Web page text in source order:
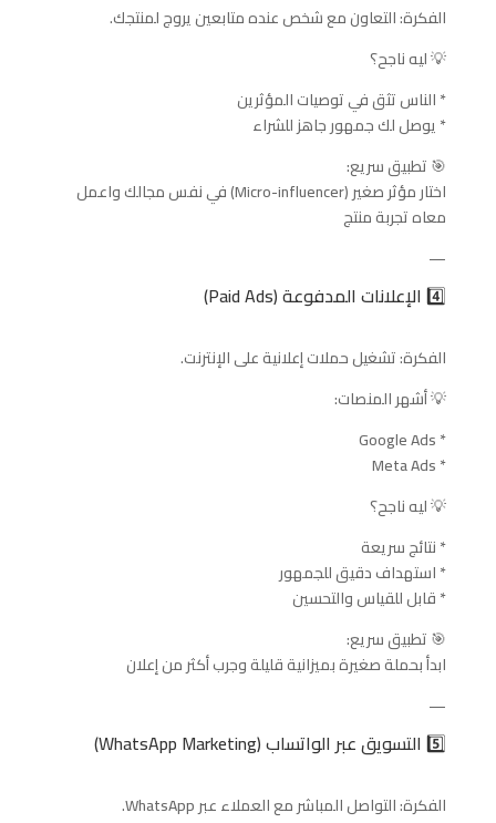
الفكرة: التعاون مع شخص عنده متابعين يروج لمنتجك.
💡 ليه ناجح؟
* الناس تثق في توصيات المؤثرين
* يوصل لك جمهور جاهز للشراء
🎯 تطبيق سريع:
اختار مؤثر صغير (Micro-influencer) في نفس مجالك واعمل
معاه تجربة منتج
—
4️⃣ الإعلانات المدفوعة (Paid Ads)
الفكرة: تشغيل حملات إعلانية على الإنترنت.
💡 أشهر المنصات:
* Google Ads
* Meta Ads
💡 ليه ناجح؟
* نتائج سريعة
* استهداف دقيق للجمهور
* قابل للقياس والتحسين
🎯 تطبيق سريع:
ابدأ بحملة صغيرة بميزانية قليلة وجرب أكثر من إعلان
—
5️⃣ التسويق عبر الواتساب (WhatsApp Marketing)
الفكرة: التواصل المباشر مع العملاء عبر WhatsApp.